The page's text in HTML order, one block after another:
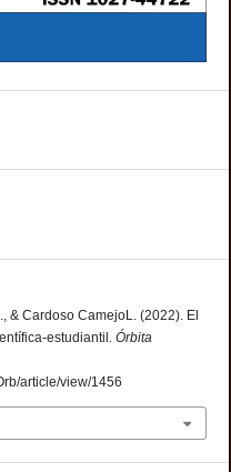
& Cardoso CamejoL. (2022). El
estudiantil. Órbita
article/view/1456